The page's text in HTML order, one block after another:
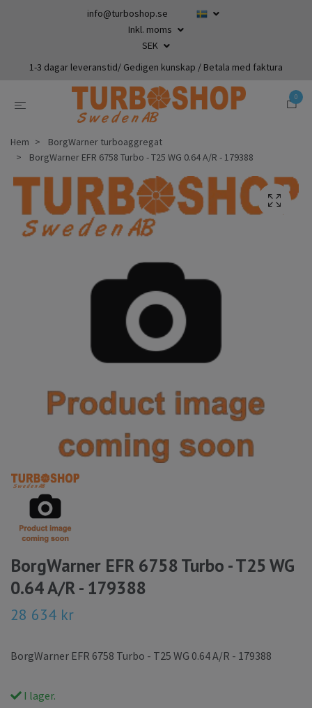
info@turboshop.se
Inkl. moms
SEK
1-3 dagar leveranstid/ Gedigen kunskap / Betala med faktura
0
Hem
BorgWarner turboaggregat
BorgWarner EFR 6758 Turbo - T25 WG 0.64 A/R - 179388
BorgWarner EFR 6758 Turbo - T25 WG
0.64 A/R - 179388
28 634 kr
BorgWarner EFR 6758 Turbo - T25 WG 0.64 A/R - 179388
I lager.